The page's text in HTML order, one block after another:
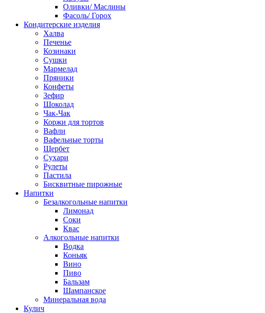
Оливки/ Маслины
Фасоль/ Горох
Кондитерские изделия
Халва
Печенье
Козинаки
Сушки
Мармелад
Пряники
Конфеты
Зефир
Шоколад
Чак-Чак
Коржи для тортов
Вафли
Вафельные торты
Щербет
Сухари
Рулеты
Пастила
Бисквитные пирожные
Напитки
Безалкогольные напитки
Лимонад
Соки
Квас
Алкогольные напитки
Водка
Коньяк
Вино
Пиво
Бальзам
Шампанское
Минеральная вода
Кулич